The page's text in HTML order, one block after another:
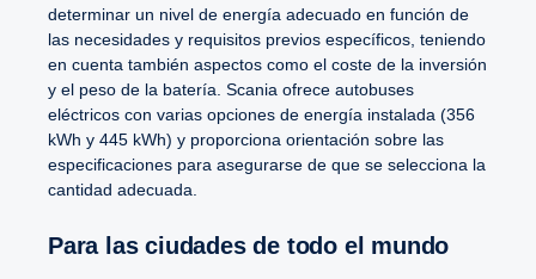
determinar un nivel de energía adecuado en función de
las necesidades y requisitos previos específicos, teniendo
en cuenta también aspectos como el coste de la inversión
y el peso de la batería. Scania ofrece autobuses
eléctricos con varias opciones de energía instalada (356
kWh y 445 kWh) y proporciona orientación sobre las
especificaciones para asegurarse de que se selecciona la
cantidad adecuada.
Para las ciudades de todo el mundo